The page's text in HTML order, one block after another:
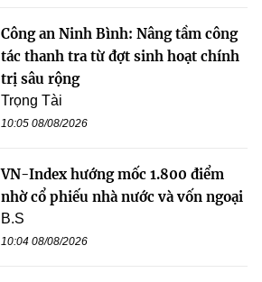
Công an Ninh Bình: Nâng tầm công
tác thanh tra từ đợt sinh hoạt chính
trị sâu rộng
Trọng Tài
10:05 08/08/2026
VN-Index hướng mốc 1.800 điểm
nhờ cổ phiếu nhà nước và vốn ngoại
B.S
10:04 08/08/2026